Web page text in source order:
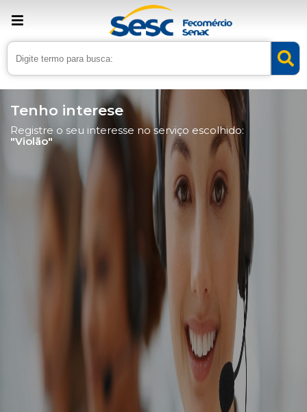
Tenho interese
Registre o seu interesse no serviço escolhido:
"Violão"